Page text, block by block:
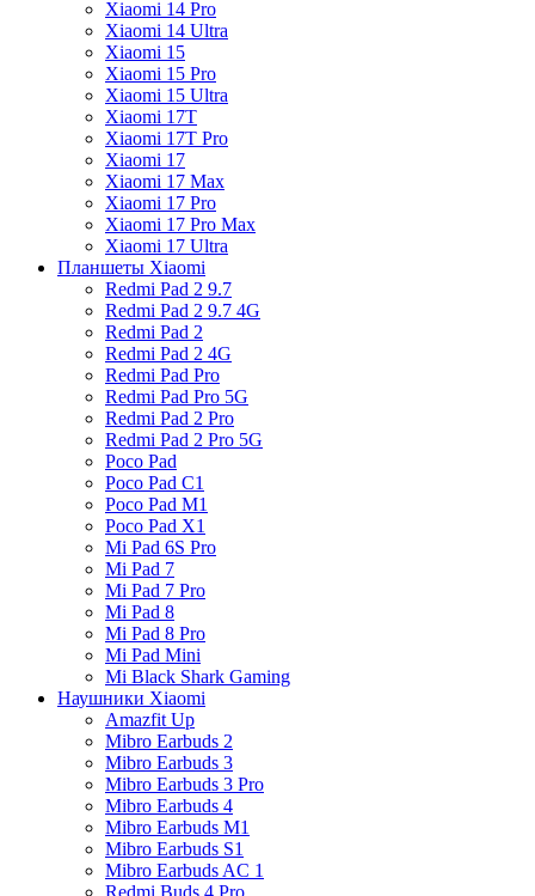
Xiaomi 14 Pro
Xiaomi 14 Ultra
Xiaomi 15
Xiaomi 15 Pro
Xiaomi 15 Ultra
Xiaomi 17T
Xiaomi 17T Pro
Xiaomi 17
Xiaomi 17 Max
Xiaomi 17 Pro
Xiaomi 17 Pro Max
Xiaomi 17 Ultra
Планшеты Xiaomi
Redmi Pad 2 9.7
Redmi Pad 2 9.7 4G
Redmi Pad 2
Redmi Pad 2 4G
Redmi Pad Pro
Redmi Pad Pro 5G
Redmi Pad 2 Pro
Redmi Pad 2 Pro 5G
Poco Pad
Poco Pad C1
Poco Pad M1
Poco Pad X1
Mi Pad 6S Pro
Mi Pad 7
Mi Pad 7 Pro
Mi Pad 8
Mi Pad 8 Pro
Mi Pad Mini
Mi Black Shark Gaming
Наушники Xiaomi
Amazfit Up
Mibro Earbuds 2
Mibro Earbuds 3
Mibro Earbuds 3 Pro
Mibro Earbuds 4
Mibro Earbuds M1
Mibro Earbuds S1
Mibro Earbuds AC 1
Redmi Buds 4 Pro